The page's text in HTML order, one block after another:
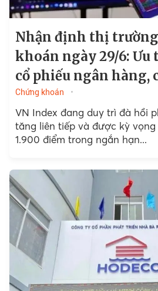
Nhận định thị
khoán ngày 29/6: Ưu
cổ phiếu ngân hàng,
Chứng khoán
VN Index đang duy trì đà hồi
tăng liên tiếp và được kỳ
1.900 điểm trong ngắn hạn...